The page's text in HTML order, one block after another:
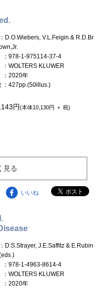
：D.O.Wiebers, V.L.Feigin & R.D.Br
：978-1-975114-37-4
：WOLTERS KLUWER
：2020年
：427pp.(50illus.)
円(本体10,130円 ＋ 税)
見る
いいね
：D.S.Strayer, J.E.Saffitz & E.Rubin
：978-1-4963-8614-4
：WOLTERS KLUWER
：2020年